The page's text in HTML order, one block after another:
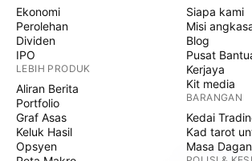
Ekonomi
Perolehan
Dividen
IPO
LEBIH PRODUK
Aliran Berita
Portfolio
Graf Asas
Keluk Hasil
Opsyen
Siapa kami
Misi
Blog
Pusat
Kerjaya
Kit media
BARANGAN
Kedai
Kad tarot
Masa